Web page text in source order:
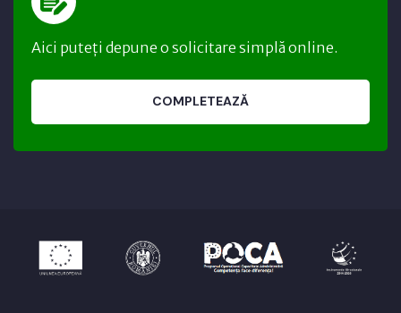
Aici puteți depune o solicitare simplă online.
COMPLETEAZĂ